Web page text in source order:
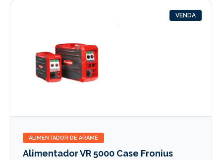
VENDA
ALIMENTADOR DE ARAME
Alimentador VR 5000 Case Fronius